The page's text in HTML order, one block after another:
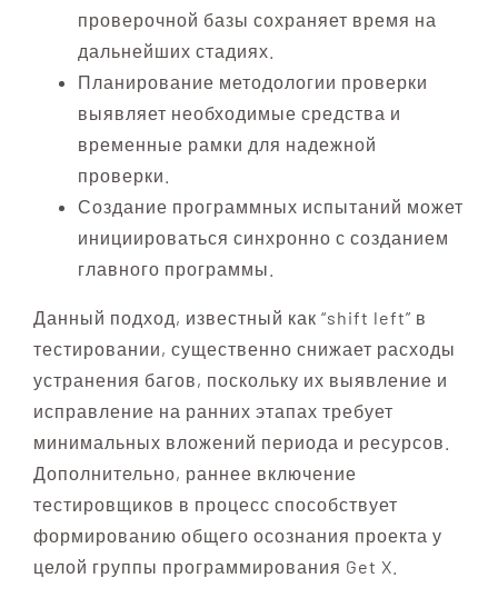
проверочной базы сохраняет время на
дальнейших стадиях.
Планирование методологии проверки
выявляет необходимые средства и
временные рамки для надежной
проверки.
Создание программных испытаний может
инициироваться синхронно с созданием
главного программы.
Данный подход, известный как “shift left” в
тестировании, существенно снижает расходы
устранения багов, поскольку их выявление и
исправление на ранних этапах требует
минимальных вложений периода и ресурсов.
Дополнительно, раннее включение
тестировщиков в процесс способствует
формированию общего осознания проекта у
целой группы программирования Get X.